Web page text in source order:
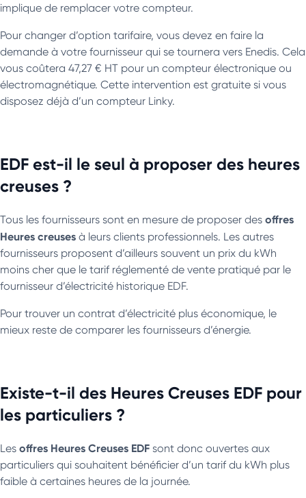
implique de remplacer votre compteur.
Pour changer d’option tarifaire, vous devez en faire la
demande à votre fournisseur qui se tournera vers Enedis. Cela
vous coûtera 47,27 € HT pour un compteur électronique ou
électromagnétique. Cette intervention est gratuite si vous
disposez déjà d’un compteur Linky.
EDF est-il le seul à proposer des heures
creuses ?
Tous les fournisseurs sont en mesure de proposer des offres
Heures creuses à leurs clients professionnels. Les autres
fournisseurs proposent d’ailleurs souvent un prix du kWh
moins cher que le tarif réglementé de vente pratiqué par le
fournisseur d’électricité historique EDF.
Pour trouver un contrat d’électricité plus économique, le
mieux reste de comparer les fournisseurs d’énergie.
Existe-t-il des Heures Creuses EDF pour
les particuliers ?
Les offres Heures Creuses EDF sont donc ouvertes aux
particuliers qui souhaitent bénéficier d’un tarif du kWh plus
faible à certaines heures de la journée.